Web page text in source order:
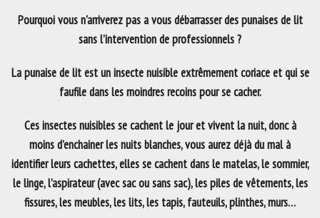
Pourquoi vous n'arriverez pas a vous débarrasser des punaises de lit
sans l’intervention de professionnels ?
La punaise de lit est un insecte nuisible extrêmement coriace et qui se
faufile dans les moindres recoins pour se cacher.
Ces insectes nuisibles se cachent le jour et vivent la nuit, donc à
moins d’enchainer les nuits blanches, vous aurez déjà du mal à
identifier leurs cachettes, elles se cachent dans le matelas, le sommier,
le linge, l’aspirateur (avec sac ou sans sac), les piles de vêtements, les
fissures, les meubles, les lits, les tapis, fauteuils, plinthes, murs…